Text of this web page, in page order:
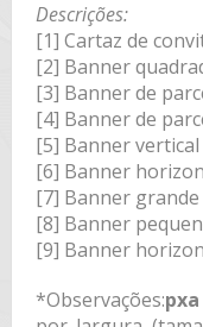
Descrições:
[1] Cartaz de
[2] Banner
[3] Banner de
[4] Banner de
[5] Banner vertical
[6] Banner
[7] Banner grande
[8] Banner
[9] Banner
*Observações: